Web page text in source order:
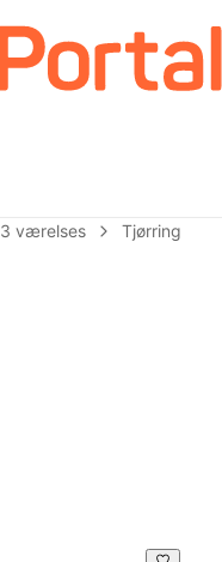
3 værelses Tjørring